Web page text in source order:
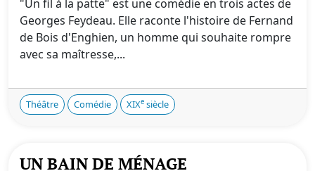
"Un fil à la patte" est une comédie en trois actes de
Georges Feydeau. Elle raconte l'histoire de Fernand
de Bois d'Enghien, un homme qui souhaite rompre
avec sa maîtresse,...
Théâtre Comédie XIXe siècle
UN BAIN DE MÉNAGE